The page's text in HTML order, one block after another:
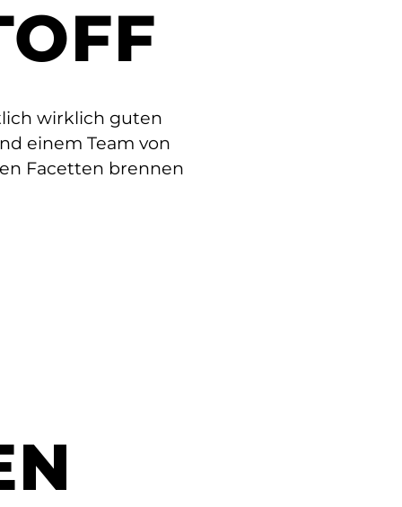
wirklich guten
einem Team von
Facetten brennen
April 22, 2026 - 4 Min Lesezeit
Warum werden
kreative Durchbrüche
immer seltener?